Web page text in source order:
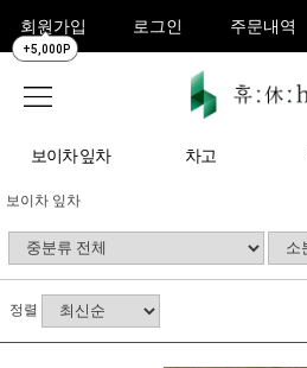
회원가입
+5,000P
로그인 주문내역
보이차 잎차 차고
보이차 잎차
정렬